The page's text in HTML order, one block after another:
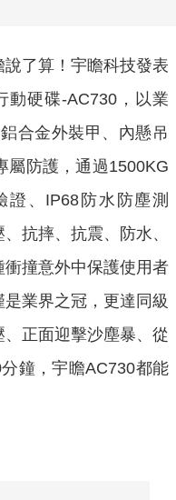
了算！宇瞻科技發表
動硬碟-AC730 ，以業
合金外裝甲、內懸吊
屬防護，通過1500KG
、 IP68防水防塵測
抗摔、抗震、防水、
撞意外中保護使用者
業界之冠，更達同級
正面迎擊沙塵暴、從
分鐘，宇瞻AC730都能